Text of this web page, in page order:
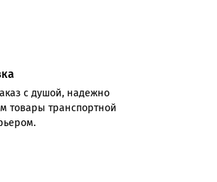
с душой, надежно
товары транспортной